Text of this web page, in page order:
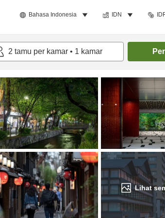
Bahasa Indonesia IDN
2 tamu per kamar • 1 kamar
Lihat